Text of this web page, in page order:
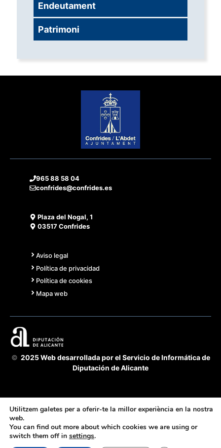
Endeutament
Patrimoni
965 88 58 04
confrides@confrides.es
Plaza del Nogal, 1
03517 Confrides
Aviso legal
Política de privacidad
Política de cookies
Mapa web
© 2025 Web desarrollada por el Servicio de Informática de
Diputación de Alicante
Acuerdo Cooperación 2025 GVA-Diputación Alicante -
fomento de la transparencia y buen gobierno
Utilitzem galetes per a oferir-te la millor experiència en la nostra
web.
You can find out more about which cookies we are using or
switch them off in settings.